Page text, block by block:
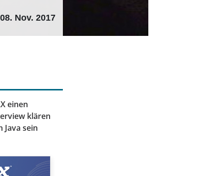
08. Nov. 2017
einen
klären
sein